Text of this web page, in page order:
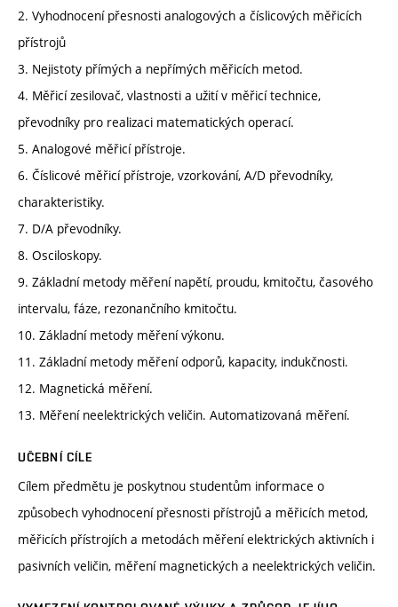
2. Vyhodnocení přesnosti analogových a číslicových měřicích
přístrojů
3. Nejistoty přímých a nepřímých měřicích metod.
4. Měřicí zesilovač, vlastnosti a užití v měřicí technice,
převodníky pro realizaci matematických operací.
5. Analogové měřicí přístroje.
6. Číslicové měřicí přístroje, vzorkování, A/D převodníky,
charakteristiky.
7. D/A převodníky.
8. Osciloskopy.
9. Základní metody měření napětí, proudu, kmitočtu, časového
intervalu, fáze, rezonančního kmitočtu.
10. Základní metody měření výkonu.
11. Základní metody měření odporů, kapacity, indukčnosti.
12. Magnetická měření.
13. Měření neelektrických veličin. Automatizovaná měření.
UČEBNÍ CÍLE
Cílem předmětu je poskytnou studentům informace o
způsobech vyhodnocení přesnosti přístrojů a měřicích metod,
měřicích přístrojích a metodách měření elektrických aktivních i
pasivních veličin, měření magnetických a neelektrických veličin.